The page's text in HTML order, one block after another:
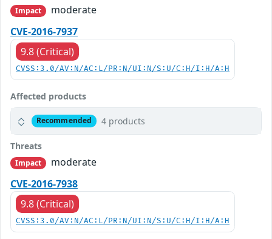
Impact
moderate
CVE-2016-7937
9.8 (Critical)
CVSS:3.0/AV:N/AC:L/PR:N/UI:N/S:U/C:H/I:H/A:H
Affected products
Recommended 4 products
Threats
Impact
moderate
CVE-2016-7938
9.8 (Critical)
CVSS:3.0/AV:N/AC:L/PR:N/UI:N/S:U/C:H/I:H/A:H